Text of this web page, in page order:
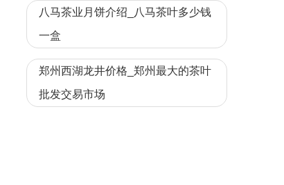
八马茶业月饼介绍_八马茶叶多少钱
一盒
郑州西湖龙井价格_郑州最大的茶叶
批发交易市场